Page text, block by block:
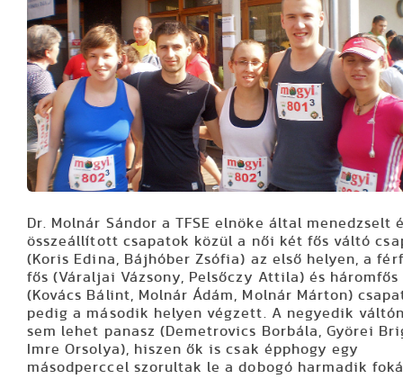
Dr. Molnár Sándor a TFSE elnöke által menedzselt
összeállított csapatok közül a női két fős váltó
(Koris Edina, Bájhóber Zsófia) az első helyen, a
fős (Váraljai Vázsony, Pelsőczy Attila) és háromfős
(Kovács Bálint, Molnár Ádám, Molnár Márton)
pedig a második helyen végzett. A negyedik
sem lehet panasz (Demetrovics Borbála, Györei
Imre Orsolya), hiszen ők is csak épphogy egy
másodperccel szorultak le a dobogó harmadik